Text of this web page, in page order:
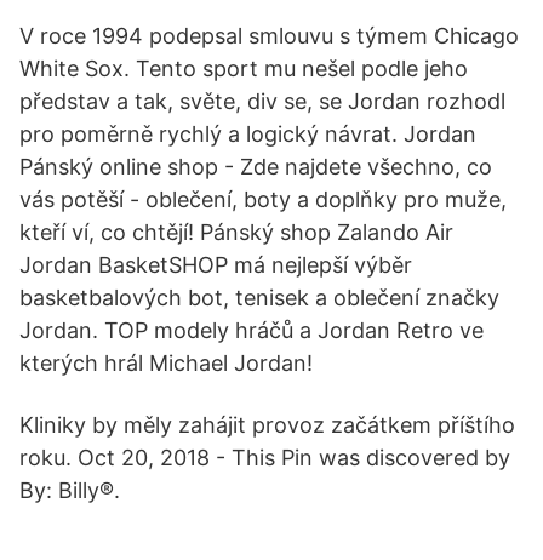
V roce 1994 podepsal smlouvu s týmem Chicago
White Sox. Tento sport mu nešel podle jeho
představ a tak, světe, div se, se Jordan rozhodl
pro poměrně rychlý a logický návrat. Jordan
Pánský online shop - Zde najdete všechno, co
vás potěší - oblečení, boty a doplňky pro muže,
kteří ví, co chtějí! Pánský shop Zalando Air
Jordan BasketSHOP má nejlepší výběr
basketbalových bot, tenisek a oblečení značky
Jordan. TOP modely hráčů a Jordan Retro ve
kterých hrál Michael Jordan!
Kliniky by měly zahájit provoz začátkem příštího
roku. Oct 20, 2018 - This Pin was discovered by
By: Billy®.